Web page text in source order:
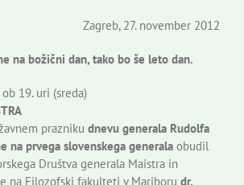
Zagreb, 27. november 2012
na božični dan, tako bo še leto dan.
19. uri (sreda)
prazniku dnevu generala Rudolfa
na prvega slovenskega generala obudil
Društva generala Maistra in
na Filozofski fakulteti v Mariboru dr.